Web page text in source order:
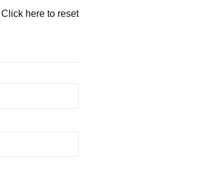
Click here to reset